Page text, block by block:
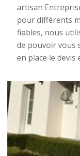
artisan
pour différents
fiables, nous
de pouvoir vous
en place le devis